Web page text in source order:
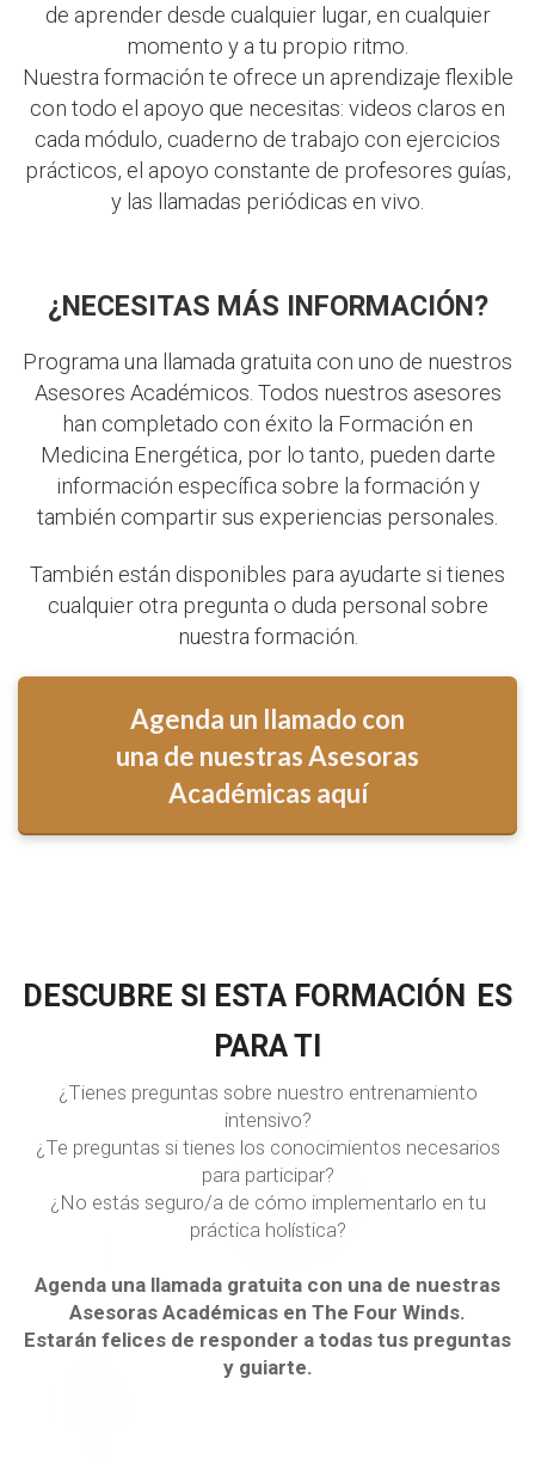
de aprender desde cualquier lugar, en cualquier
momento y a tu propio ritmo.
Nuestra formación te ofrece un aprendizaje flexible
con todo el apoyo que necesitas: videos claros en
cada módulo, cuaderno de trabajo con ejercicios
prácticos, el apoyo constante de profesores guías,
y las llamadas periódicas en vivo.
¿NECESITAS MÁS INFORMACIÓN?
Programa una llamada gratuita con uno de nuestros
Asesores Académicos. Todos nuestros asesores
han completado con éxito la Formación en
Medicina Energética, por lo tanto, pueden darte
información específica sobre la formación y
también compartir sus experiencias personales.
También están disponibles para ayudarte si tienes
cualquier otra pregunta o duda personal sobre
nuestra formación.
Agenda un llamado con
una de nuestras Asesoras
Académicas aquí
DESCUBRE SI ESTA FORMACIÓN ES
PARA TI
¿Tienes preguntas sobre nuestro entrenamiento
intensivo?
¿Te preguntas si tienes los conocimientos necesarios
para participar?
¿No estás seguro/a de cómo implementarlo en tu
práctica holística?
Agenda una llamada gratuita con una de nuestras
Asesoras Académicas en The Four Winds.
Estarán felices de responder a todas tus preguntas
y guiarte.